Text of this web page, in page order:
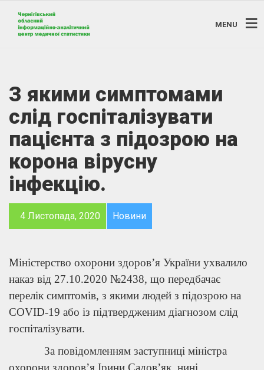
MENU
З якими симптомами
слід госпіталізувати
пацієнта з підозрою на
корона вірусну
інфекцію.
4 Листопада, 2020 Новини
Міністерство охорони здоров’я України ухвалило
наказ від 27.10.2020 №2438, що передбачає
перелік симптомів, з якими людей з підозрою на
COVID-19 або із підтвердженим діагнозом слід
госпіталізувати.
За повідомленням заступниці міністра
охорони здоров’я Ірини Садов’як, нині